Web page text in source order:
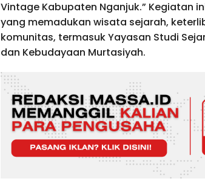
Vintage Kabupaten Nganjuk.” Kegiatan
yang memadukan wisata sejarah,
komunitas, termasuk Yayasan Studi
dan Kebudayaan Murtasiyah.